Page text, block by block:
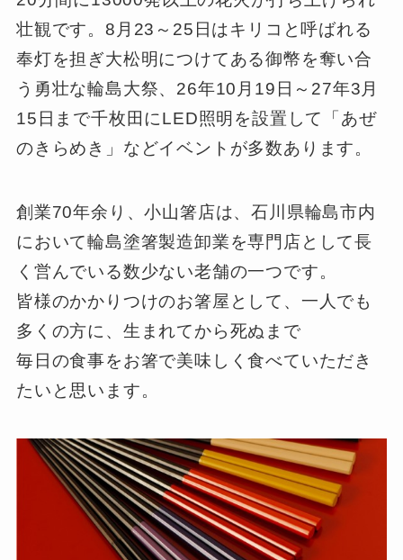
壮観です。8月23～25日はキリコと呼ばれる
奉灯を担ぎ大松明につけてある御幣を奪い合
う勇壮な輪島大祭、26年10月19日～27年3月
15日まで千枚田にLED照明を設置して「あぜ
のきらめき」などイベントが多数あります。
創業70年余り、小山箸店は、石川県輪島市内
において輪島塗箸製造卸業を専門店として長
く営んでいる数少ない老舗の一つです。
皆様のかかりつけのお箸屋として、一人でも
多くの方に、生まれてから死ぬまで
毎日の食事をお箸で美味しく食べていただき
たいと思います。